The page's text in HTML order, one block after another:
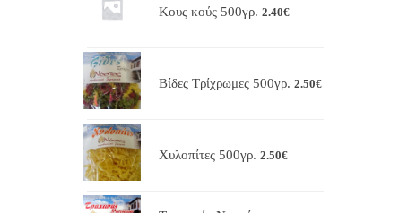
Κους κούς 500γρ. 2.40€
Βίδες Τρίχρωμες 500γρ. 2.50€
Χυλοπίτες 500γρ. 2.50€